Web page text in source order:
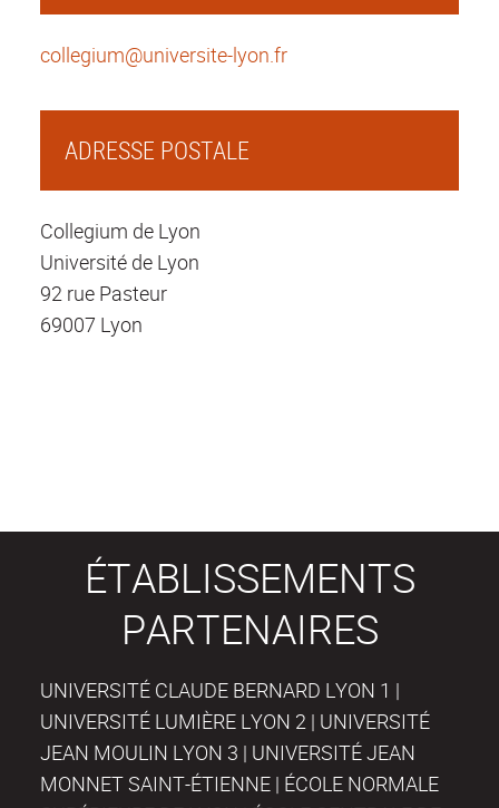
collegium@universite-lyon.fr
ADRESSE POSTALE
Collegium de Lyon
Université de Lyon
92 rue Pasteur
69007 Lyon
ÉTABLISSEMENTS
PARTENAIRES
UNIVERSITÉ CLAUDE BERNARD LYON 1 |
UNIVERSITÉ LUMIÈRE LYON 2 | UNIVERSITÉ
JEAN MOULIN LYON 3 | UNIVERSITÉ JEAN
MONNET SAINT-ÉTIENNE | ÉCOLE NORMALE